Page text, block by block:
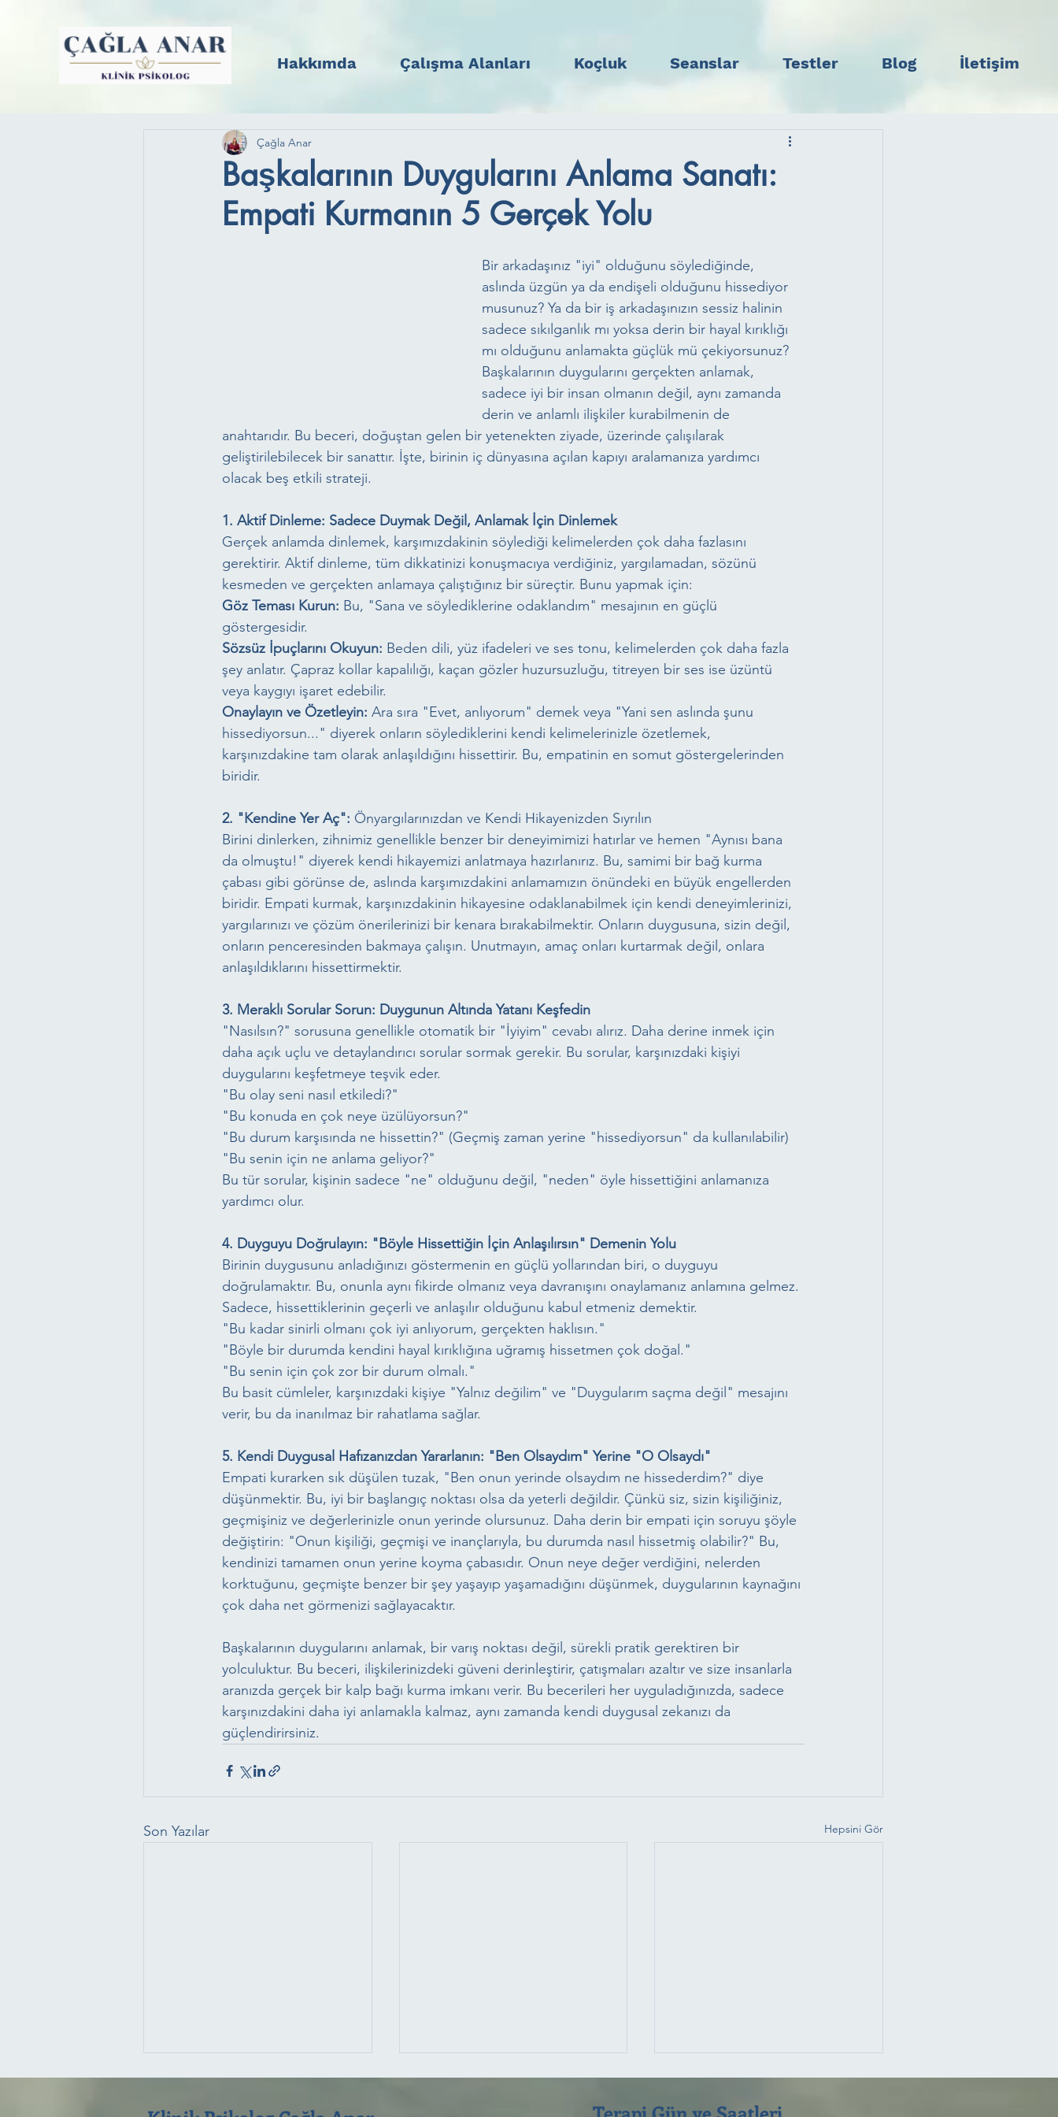
Hakkımda Çalışma Alanları Koçluk Seanslar Testler Blog İletişim
Başkalarının Duygularını Anlama Sanatı:
Empati Kurmanın 5 Gerçek Yolu
Çağla Anar
Bir arkadaşınız "iyi" olduğunu söylediğinde,
aslında üzgün ya da endişeli olduğunu hissediyor
musunuz? Ya da bir iş arkadaşınızın sessiz halinin
sadece sıkılganlık mı yoksa derin bir hayal kırıklığı
mı olduğunu anlamakta güçlük mü çekiyorsunuz?
Başkalarının duygularını gerçekten anlamak,
sadece iyi bir insan olmanın değil, aynı zamanda
derin ve anlamlı ilişkiler kurabilmenin de
anahtarıdır. Bu beceri, doğuştan gelen bir yetenekten ziyade, üzerinde çalışılarak
geliştirilebilecek bir sanattır. İşte, birinin iç dünyasına açılan kapıyı aralamanıza yardımcı
olacak beş etkili strateji.
1. Aktif Dinleme: Sadece Duymak Değil, Anlamak İçin Dinlemek
Gerçek anlamda dinlemek, karşımızdakinin söylediği kelimelerden çok daha fazlasını
gerektirir. Aktif dinleme, tüm dikkatinizi konuşmacıya verdiğiniz, yargılamadan, sözünü
kesmeden ve gerçekten anlamaya çalıştığınız bir süreçtir. Bunu yapmak için:
Göz Teması Kurun: Bu, "Sana ve söylediklerine odaklandım" mesajının en güçlü
göstergesidir.
Sözsüz İpuçlarını Okuyun: Beden dili, yüz ifadeleri ve ses tonu, kelimelerden çok daha fazla
şey anlatır. Çapraz kollar kapalılığı, kaçan gözler huzursuzluğu, titreyen bir ses ise üzüntü
veya kaygıyı işaret edebilir.
Onaylayın ve Özetleyin: Ara sıra "Evet, anlıyorum" demek veya "Yani sen aslında şunu
hissediyorsun..." diyerek onların söylediklerini kendi kelimelerinizle özetlemek,
karşınızdakine tam olarak anlaşıldığını hissettirir. Bu, empatinin en somut göstergelerinden
biridir.
2. "Kendine Yer Aç": Önyargılarınızdan ve Kendi Hikayenizden Sıyrılın
Birini dinlerken, zihnimiz genellikle benzer bir deneyimimizi hatırlar ve hemen "Aynısı bana
da olmuştu!" diyerek kendi hikayemizi anlatmaya hazırlanırız. Bu, samimi bir bağ kurma
çabası gibi görünse de, aslında karşımızdakini anlamamızın önündeki en büyük engellerden
biridir. Empati kurmak, karşınızdakinin hikayesine odaklanabilmek için kendi deneyimlerinizi,
yargılarınızı ve çözüm önerilerinizi bir kenara bırakabilmektir. Onların duygusuna, sizin değil,
onların penceresinden bakmaya çalışın. Unutmayın, amaç onları kurtarmak değil, onlara
anlaşıldıklarını hissettirmektir.
3. Meraklı Sorular Sorun: Duygunun Altında Yatanı Keşfedin
"Nasılsın?" sorusuna genellikle otomatik bir "İyiyim" cevabı alırız. Daha derine inmek için
daha açık uçlu ve detaylandırıcı sorular sormak gerekir. Bu sorular, karşınızdaki kişiyi
duygularını keşfetmeye teşvik eder.
"Bu olay seni nasıl etkiledi?"
"Bu konuda en çok neye üzülüyorsun?"
"Bu durum karşısında ne hissettin?" (Geçmiş zaman yerine "hissediyorsun" da kullanılabilir)
"Bu senin için ne anlama geliyor?"
Bu tür sorular, kişinin sadece "ne" olduğunu değil, "neden" öyle hissettiğini anlamanıza
yardımcı olur.
4. Duyguyu Doğrulayın: "Böyle Hissettiğin İçin Anlaşılırsın" Demenin Yolu
Birinin duygusunu anladığınızı göstermenin en güçlü yollarından biri, o duyguyu
doğrulamaktır. Bu, onunla aynı fikirde olmanız veya davranışını onaylamanız anlamına gelmez.
Sadece, hissettiklerinin geçerli ve anlaşılır olduğunu kabul etmeniz demektir.
"Bu kadar sinirli olmanı çok iyi anlıyorum, gerçekten haklısın."
"Böyle bir durumda kendini hayal kırıklığına uğramış hissetmen çok doğal."
"Bu senin için çok zor bir durum olmalı."
Bu basit cümleler, karşınızdaki kişiye "Yalnız değilim" ve "Duygularım saçma değil" mesajını
verir, bu da inanılmaz bir rahatlama sağlar.
5. Kendi Duygusal Hafızanızdan Yararlanın: "Ben Olsaydım" Yerine "O Olsaydı"
Empati kurarken sık düşülen tuzak, "Ben onun yerinde olsaydım ne hissederdim?" diye
düşünmektir. Bu, iyi bir başlangıç noktası olsa da yeterli değildir. Çünkü siz, sizin kişiliğiniz,
geçmişiniz ve değerlerinizle onun yerinde olursunuz. Daha derin bir empati için soruyu şöyle
değiştirin: "Onun kişiliği, geçmişi ve inançlarıyla, bu durumda nasıl hissetmiş olabilir?" Bu,
kendinizi tamamen onun yerine koyma çabasıdır. Onun neye değer verdiğini, nelerden
korktuğunu, geçmişte benzer bir şey yaşayıp yaşamadığını düşünmek, duygularının kaynağını
çok daha net görmenizi sağlayacaktır.
Başkalarının duygularını anlamak, bir varış noktası değil, sürekli pratik gerektiren bir
yolculuktur. Bu beceri, ilişkilerinizdeki güveni derinleştirir, çatışmaları azaltır ve size insanlarla
aranızda gerçek bir kalp bağı kurma imkanı verir. Bu becerileri her uyguladığınızda, sadece
karşınızdakini daha iyi anlamakla kalmaz, aynı zamanda kendi duygusal zekanızı da
güçlendirirsiniz.
Son Yazılar Hepsini Gör